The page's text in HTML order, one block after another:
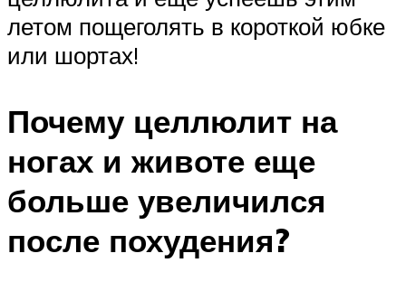
летом пощеголять в короткой юбке
или шортах!
Почему целлюлит на
ногах и животе еще
больше увеличился
после похудения?